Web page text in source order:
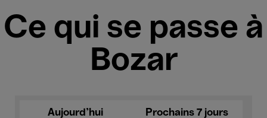
Ce qui se passe à
Bozar
Aujourd'hui Prochains 7 jours